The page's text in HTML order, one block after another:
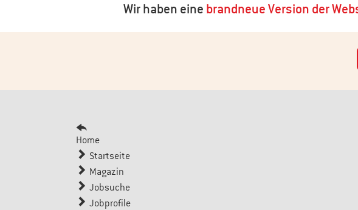
Wir haben eine brandneue Version der
Home
Startseite
Magazin
Jobsuche
Jobprofile